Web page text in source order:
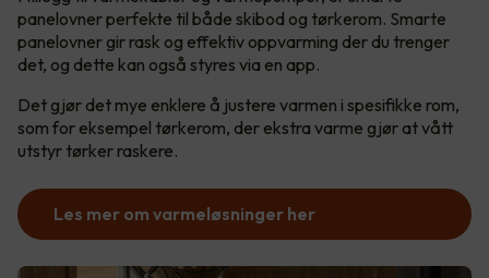
panelovner perfekte til både skibod og tørkerom. Smarte
panelovner gir rask og effektiv oppvarming der du trenger
det, og dette kan også styres via en app.
Det gjør det mye enklere å justere varmen i spesifikke rom,
som for eksempel tørkerom, der ekstra varme gjør at vått
utstyr tørker raskere.
Les mer om varmeløsninger her